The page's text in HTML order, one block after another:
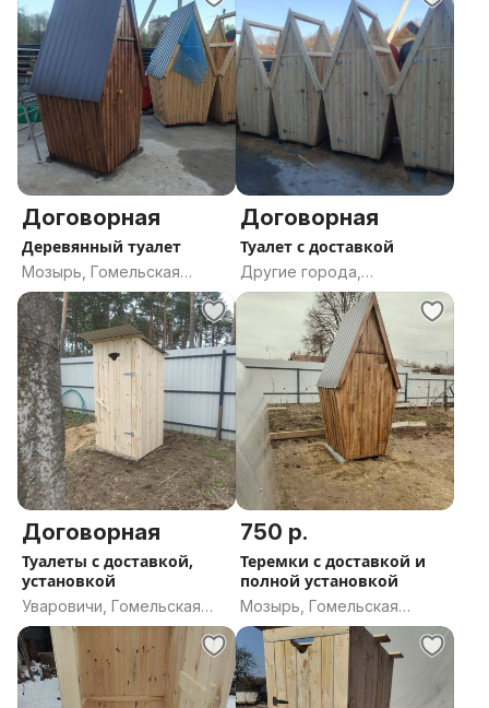
Договорная
Деревянный туалет
Мозырь, Гомельская
область
Договорная
Туалет с доставкой
Другие города,
Гомельская область
Договорная
Туалеты с доставкой,
установкой
Уваровичи, Гомельская
область
750 р.
Теремки с доставкой и
полной установкой
Мозырь, Гомельская
область